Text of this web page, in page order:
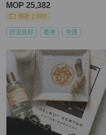
MOP 25,382
現折 2,000
狀況良好 香港 免運